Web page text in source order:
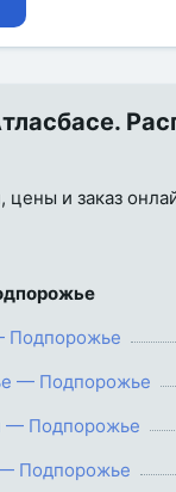
и заказ
Подпорожье
— Подпорожье
— Подпорожье
Подпорожье